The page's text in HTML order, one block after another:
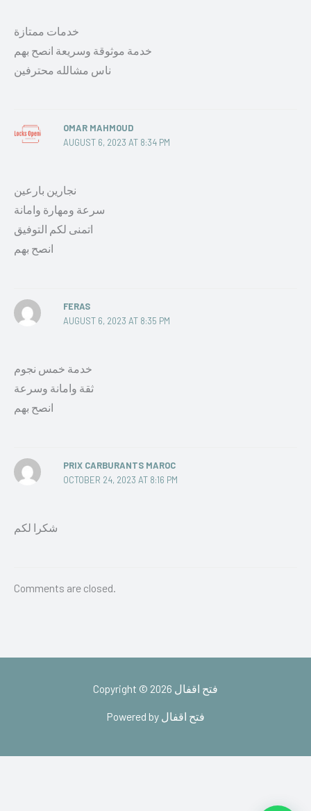
خدمات ممتازة
خدمة موثوقة وسريعة انصح بهم
ناس مشالله محترفين
OMAR MAHMOUD
AUGUST 6, 2023 AT 8:34 PM
نجارين بارعين
سرعة ومهارة وامانة
اتمنى لكم التوفيق
انصح بهم
FERAS
AUGUST 6, 2023 AT 8:35 PM
خدمة خمس نجوم
ثقة وامانة وسرعة
انصح بهم
PRIX CARBURANTS MAROC
OCTOBER 24, 2023 AT 8:16 PM
شكرا لكم
Comments are closed.
Copyright © 2026 فتح اقفال
Powered by فتح اقفال